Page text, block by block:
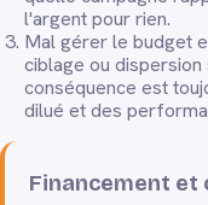
l'argent pour rien.
Mal gérer le budget
ciblage ou
conséquence est
dilué et des
Financement et